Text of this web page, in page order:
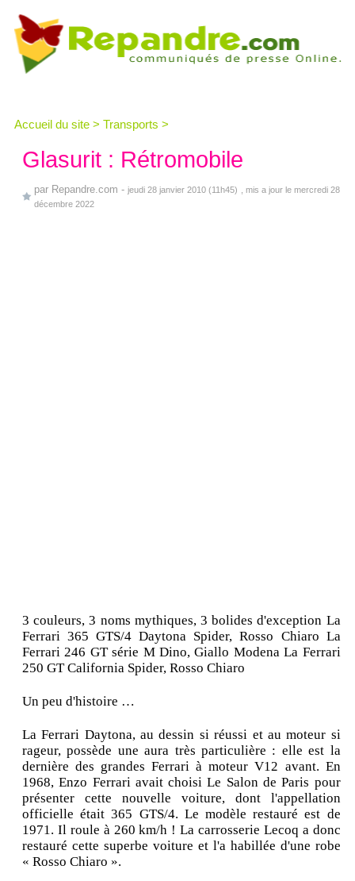
Accueil du site > Transports >
Glasurit : Rétromobile
par Repandre.com - jeudi 28 janvier 2010 (11h45)
, mis a jour le mercredi 28
décembre 2022
3 couleurs, 3 noms mythiques, 3 bolides d'exception La
Ferrari 365 GTS/4 Daytona Spider, Rosso Chiaro La
Ferrari 246 GT série M Dino, Giallo Modena La Ferrari
250 GT California Spider, Rosso Chiaro
Un peu d'histoire …
La Ferrari Daytona, au dessin si réussi et au moteur si
rageur, possède une aura très particulière : elle est la
dernière des grandes Ferrari à moteur V12 avant. En
1968, Enzo Ferrari avait choisi Le Salon de Paris pour
présenter cette nouvelle voiture, dont l'appellation
officielle était 365 GTS/4. Le modèle restauré est de
1971. Il roule à 260 km/h ! La carrosserie Lecoq a donc
restauré cette superbe voiture et l'a habillée d'une robe
« Rosso Chiaro ».